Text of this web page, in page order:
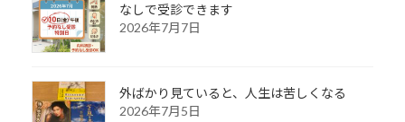
なしで受診できます
2026年7月7日
外ばかり見ていると、人生は苦しくなる
2026年7月5日